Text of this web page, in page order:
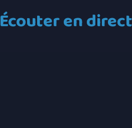
Écouter en direct